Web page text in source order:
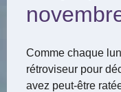
Comme chaque
rétroviseur pour
avez peut-être